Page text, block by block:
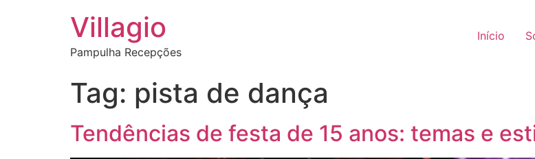
Villagio
Pampulha Recepções
Início
Tag: pista de dança
Tendências de festa de 15 anos: temas e